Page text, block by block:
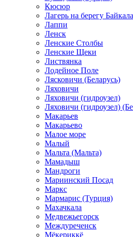
Кюсюр
Лагерь на берегу Байкала
Лаппи
Ленск
Ленские Столбы
Ленские Щеки
Листвянка
Лодейное Поле
Лясковичи (Беларусь)
Ляховичи
Ляховичи (гидроузел)
Ляховичи (гидроузел)
Макарьев
Макарьево
Малое море
Малый
Мальта (Мальта)
Мамадыш
Мандроги
Мариинский Посад
Маркс
Мармарис (Турция)
Махачкала
Медвежьегорск
Междуреченск
Мёкериккё